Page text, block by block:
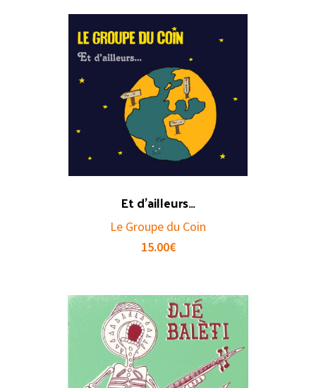
Et d’ailleurs…
Le Groupe du Coin
15.00€